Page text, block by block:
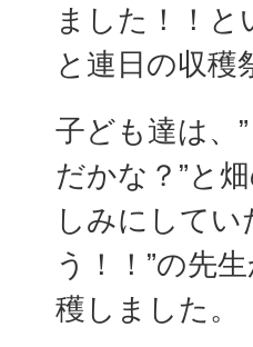
ました！！
と連日の収穫
子ども達は、
だかな？”と
しみにしてい
う！！”の先
穫しました。